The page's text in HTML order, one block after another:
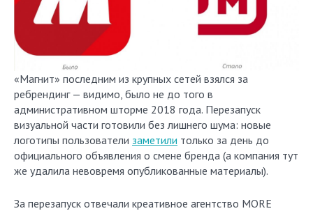
«Магнит» последним из крупных сетей взялся за
ребрендинг — видимо, было не до того в
административном шторме 2018 года. Перезапуск
визуальной части готовили без лишнего шума: новые
логотипы пользователи заметили только за день до
официального объявления о смене бренда (а компания тут
же удалила невовремя опубликованные материалы).
За перезапуск отвечали креативное агентство MORE